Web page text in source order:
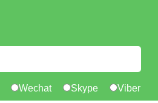
Wechat Skype Viber